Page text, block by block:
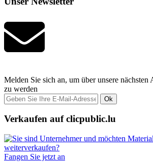
Melden Sie sich an, um über unsere
zu werden
Ok
Verkaufen auf clicpublic.lu
Fangen Sie jetzt an